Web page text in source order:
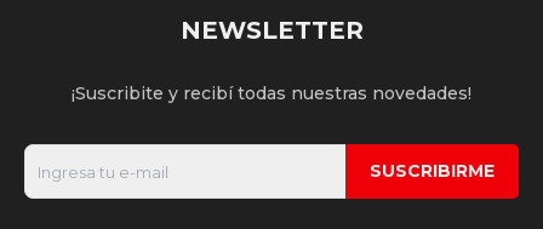
NEWSLETTER
¡Suscribite y recibí todas nuestras novedades!
SUSCRIBIRME